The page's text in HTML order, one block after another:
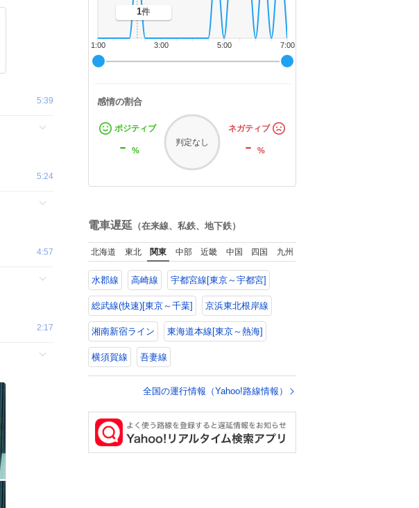
5:39
5:24
4:57
2:17
7:00
5:00
3:00
1:00
1件
感情の割合
ポジティブ
- %
判定なし
ネガティブ
-%
電車遅延 （在来線、私鉄、地下鉄）
北海道 東北 関東 中部 近畿 中国 四国 九州
水郡線 高崎線 宇都宮線[東京～宇都宮]
総武線(快速)[東京～千葉] 京浜東北根岸線
湘南新宿ライン 東海道本線[東京～熱海]
横須賀線 吾妻線
全国の運行情報（Yahoo!路線情報）